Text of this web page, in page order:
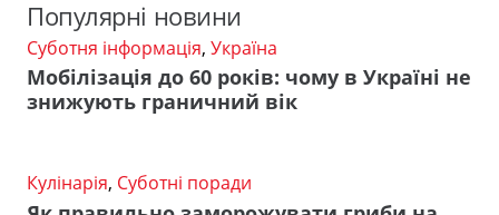
Популярні новини
Суботня інформація, Україна
Мобілізація до 60 років: чому в Україні не
знижують граничний вік
Кулінарія, Суботні поради